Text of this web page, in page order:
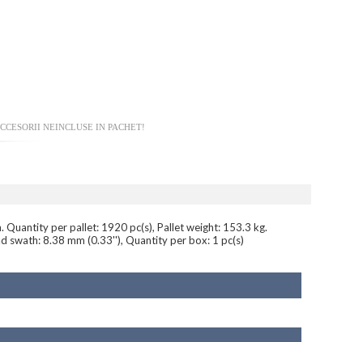
NEINCLUSE IN PACHET!
Quantity per pallet: 1920 pc(s), Pallet weight: 153.3 kg.
swath: 8.38 mm (0.33''), Quantity per box: 1 pc(s)